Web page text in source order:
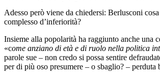
Adesso però viene da chiedersi: Berlusconi
complesso d’inferiorità?
Insieme alla popolarità ha raggiunto anche una
«come anziano di età e di ruolo nella politica
parole sue – non credo si possa sentire
per di più oso presumere – o sbaglio? – perduta